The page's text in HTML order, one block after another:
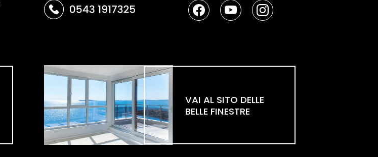
VAI AL SITO DELLE
BELLE FINESTRE